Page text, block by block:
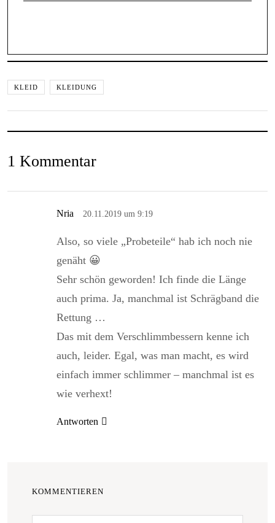
KLEID KLEIDUNG
1 Kommentar
Nria 20.11.2019 um 9:19
Also, so viele „Probeteile“ hab ich noch nie
genäht 😀
Sehr schön geworden! Ich finde die Länge
auch prima. Ja, manchmal ist Schrägband die
Rettung …
Das mit dem Verschlimmbessern kenne ich
auch, leider. Egal, was man macht, es wird
einfach immer schlimmer – manchmal ist es
wie verhext!
Antworten
KOMMENTIEREN